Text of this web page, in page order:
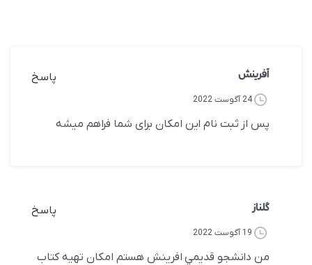
آفرینش پاسخ
24 آگوست 2022
پس از ثبت نام این امکان برای شما فراهم میشه
گلناز پاسخ
19 آگوست 2022
من دانشجو قديمي افرينش هستم امكان تهيه كتاب